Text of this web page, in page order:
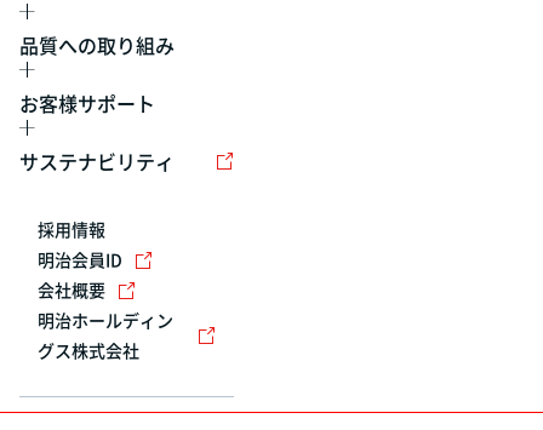
品質への取り組み
お客様サポート
サステナビリティ
採用情報
明治会員ID
会社概要
明治ホールディン
グス株式会社